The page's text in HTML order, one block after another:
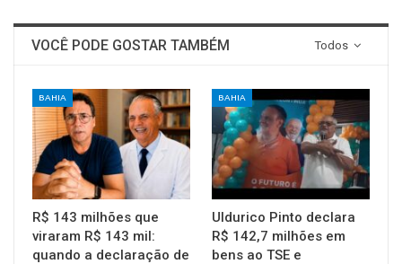
Todos
VOCÊ PODE GOSTAR TAMBÉM
BAHIA
R$ 143 milhões que
viraram R$ 143 mil:
quando a declaração de
BAHIA
Uldurico Pinto declara
R$ 142,7 milhões em
bens ao TSE e